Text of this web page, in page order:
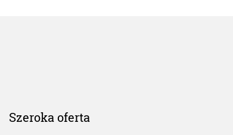
Szeroka oferta